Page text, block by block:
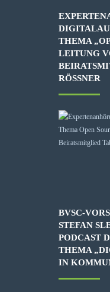
THEMA
LEITUNG
RÖSSNER
BVSC-
STEFAN
PODCAST
THEMA
IN